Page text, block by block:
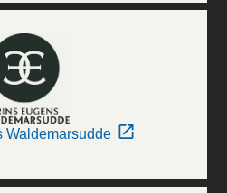
Waldemarsudde